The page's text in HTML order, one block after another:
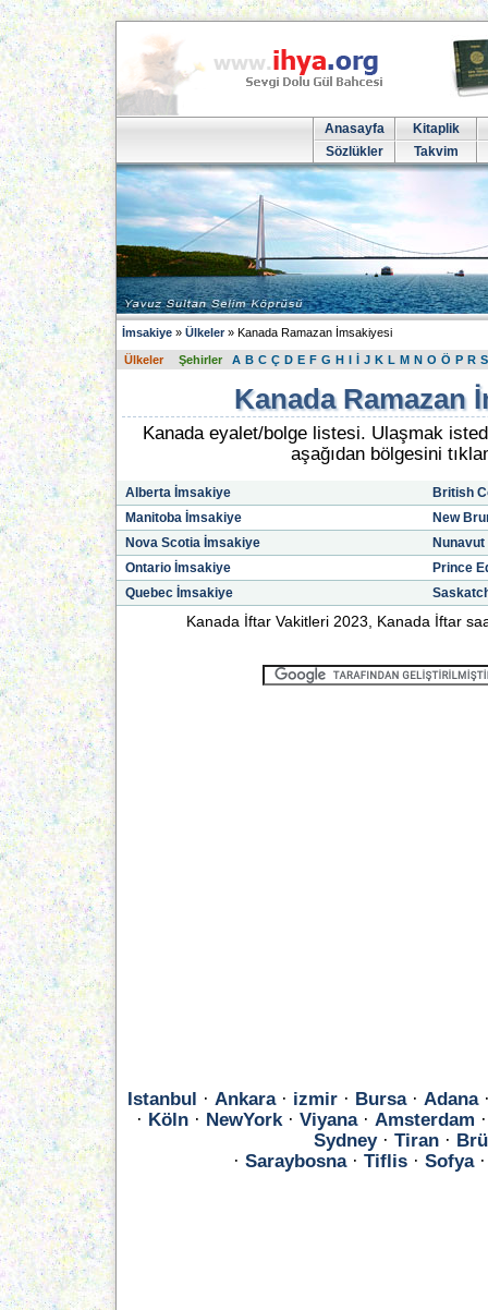
Anasayfa
Kitaplik
Sözlükler
Takvim
İmsakiye » Ülkeler» Kanada Ramazan İmsakiyesi
Ülkeler Şehirler A B C Ç D E F G H I İ J K L M N O Ö P R S
Kanada Ramazan
Kanada eyalet/bolge listesi. Ulaşmak
aşağıdan bölgesini
Alberta İmsakiye
British
Manitoba İmsakiye
New
Nova Scotia İmsakiye
Ontario İmsakiye
Prince
Quebec İmsakiye
Kanada İftar Vakitleri 2023, Kanada İftar
Istanbul · Ankara· izmir· Bursa· Adana
· Köln· NewYork· Viyana· Amsterdam
Sydney· Tiran·
· Saraybosna· Tiflis· Sofya